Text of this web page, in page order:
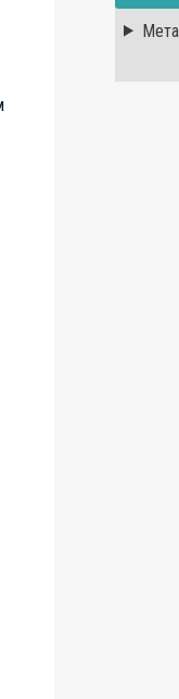
Мета